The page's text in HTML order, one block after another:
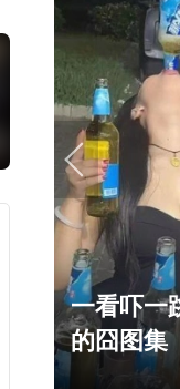
绅士日报
拉爆了！
play